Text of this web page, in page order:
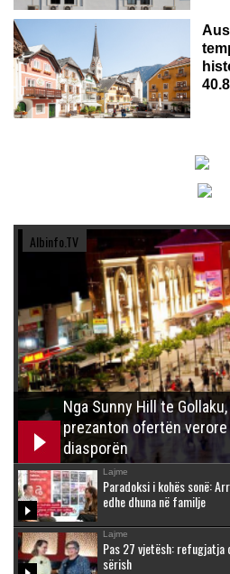
Albinfo.TV
Nga Sunny Hill te
prezanton ofertën
diasporën
Lajme
Paradoksi i kohës sonë:
edhe dhuna në familje
Lajme
Pas 27 vjetësh: refugjatja
sërish